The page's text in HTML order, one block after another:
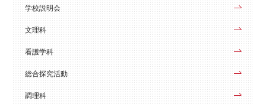
学校説明会
文理科
看護学科
総合探究活動
調理科